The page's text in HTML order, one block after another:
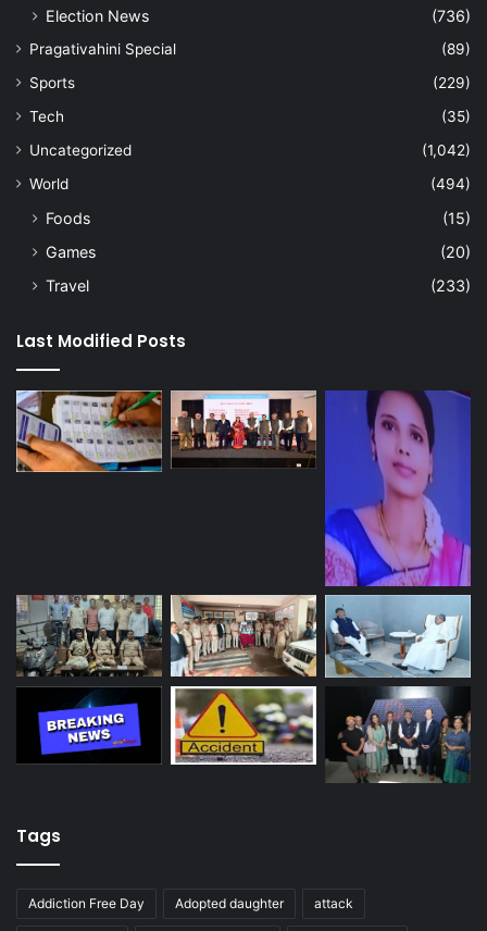
Election News (736)
Pragativahini Special
(89)
Sports
(229)
Tech
(35)
Uncategorized
(1,042)
World
(494)
Foods
(15)
Games
(20)
Travel
(233)
Last Modified Posts
Tags
Addiction Free Day Adopted daughter attack